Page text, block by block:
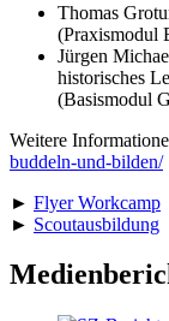
Thomas
(Praxismodul
Jürgen
historisches
(Basismodul
Weitere
buddeln-und-bilden/
► Flyer Workcamp
► Scoutausbildung